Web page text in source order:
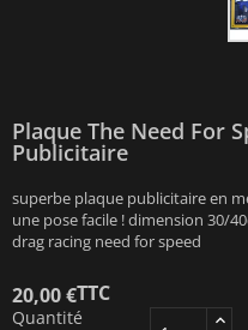
Plaque The Need For
Publicitaire
superbe plaque publicitaire en
une pose facile ! dimension 30/
drag racing need for speed
20,00 €TTC
Quantité